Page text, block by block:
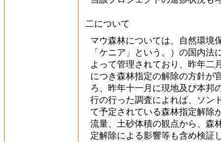
二について
マウ森林については、自然環境
「ケニア」という。）の国内
よって管理されており、昨年二
につき森林指定の解除の方針が
ろ、昨年十一月に現地及び本邦
行の行った調査によれば、ソン
て予定されている森林指定解除
流量、土砂体積の観点から、森
定解除による影響等も含め検証